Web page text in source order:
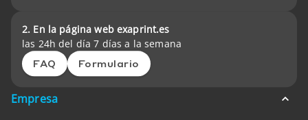
2. En la página web exaprint.es
las 24h del día 7 días a la semana
FAQ Formulario
Empresa